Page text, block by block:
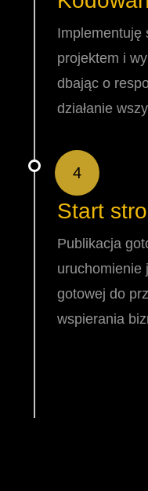
Implementuję
projektem i
dbając o
działanie
Start
Publikacja
uruchomienie
gotowej do
wspierania
4